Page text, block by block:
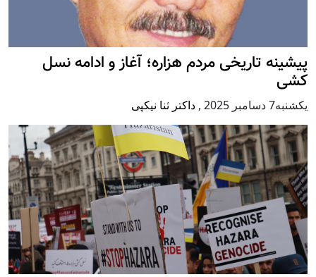
پيشينه تاريخی مردم هزاره؛ آغاز و ادامه نسل
کشی
يكشنبه7 دسامبر 2025 , داکتر ثنا نیکپی